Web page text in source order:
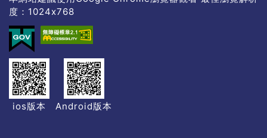
度：1024x768
ios版本 Android版本